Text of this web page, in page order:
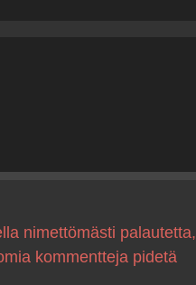
nimettömästi palautetta,
kommentteja pidetä